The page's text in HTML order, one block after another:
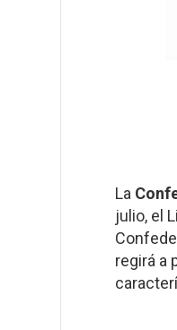
La
julio, el
regirá a